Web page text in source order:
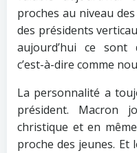
proches au niveau
des présidents
aujourd’hui ce sont
c’est-à-dire comme
La personnalité a
président. Macron
christique et en
proche des jeunes.